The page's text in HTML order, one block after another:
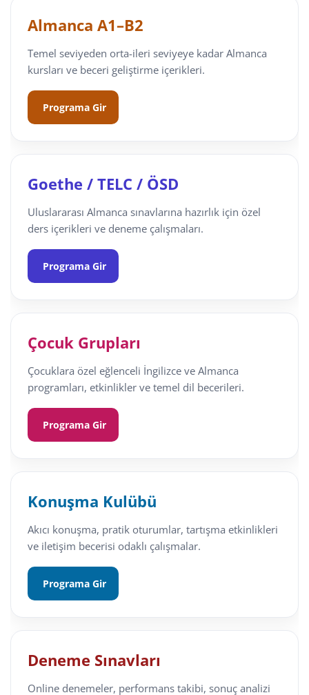
Almanca A1–B2
Temel seviyeden orta-ileri seviyeye kadar Almanca
kursları ve beceri geliştirme içerikleri.
Programa Gir
Goethe / TELC / ÖSD
Uluslararası Almanca sınavlarına hazırlık için özel
ders içerikleri ve deneme çalışmaları.
Programa Gir
Çocuk Grupları
Çocuklara özel eğlenceli İngilizce ve Almanca
programları, etkinlikler ve temel dil becerileri.
Programa Gir
Konuşma Kulübü
Akıcı konuşma, pratik oturumlar, tartışma etkinlikleri
ve iletişim becerisi odaklı çalışmalar.
Programa Gir
Deneme Sınavları
Online denemeler, performans takibi, sonuç analizi